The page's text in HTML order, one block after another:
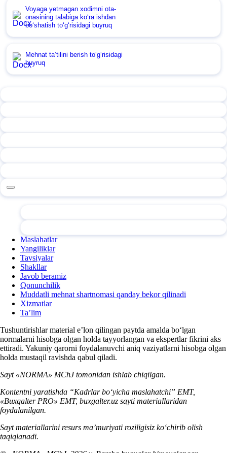
Voyaga yetmagan хodimni ota-
onasining talabiga koʻra ishdan
boʻshatish toʻgʻrisidagi buyruq
Mehnat ta’tilini berish toʻgʻrisidagi
buyruq
Maslahatlar
Yangiliklar
Tavsiyalar
Shakllar
Javob beramiz
Qonunchilik
Muddatli mehnat shartnomasi qanday bekor qilinadi
Xizmatlar
Ta’lim
Tushuntirishlar material e’lon qilingan paytda amalda boʻlgan
normalarni hisobga olgan holda tayyorlangan va ekspertlar fikrini aks
ettiradi. Yakuniy qarorni foydalanuvchi aniq vaziyatlarni hisobga olgan
holda mustaqil ravishda qabul qiladi.
Sayt «NORMA» MChJ tomonidan ishlab chiqilgan.
Kontentni yaratishda “Kadrlar boʻyicha maslahatchi” EMT,
«Buxgalter PRO» EMT, buxgalter.uz sayti materiallaridan
foydalanilgan.
Sayt materiallarini resurs ma’muriyati roziligisiz koʻchirib olish
taqiqlanadi.